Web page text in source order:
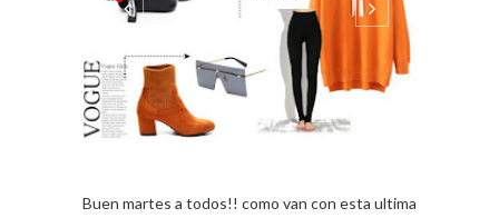
Buen martes a todos!! como van con esta ultima